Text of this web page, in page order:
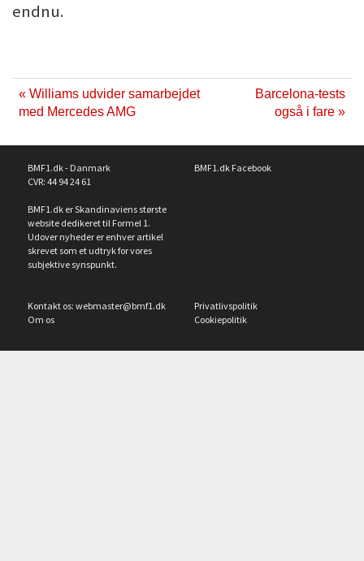
endnu.
« Williams udvider samarbejdet
med Mercedes AMG
Barcelona-tests
også i fare »
BMF1.dk - Danmark
CVR: 44 94 24 61
BMF1.dk er Skandinaviens største
website dedikeret til Formel 1.
Udover nyheder er enhver artikel
skrevet som et udtryk for vores
subjektive synspunkt.
BMF1.dk Facebook
Kontakt os: webmaster@bmf1.dk
Om os
Privatlivspolitik
Cookiepolitik